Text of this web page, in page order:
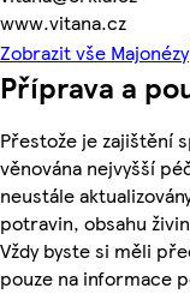
www.vitana.cz
Zobrazit vše Majonézy
Příprava a
Přestože je zajištění
věnována nejvyšší
neustále
potravin, obsahu
Vždy byste si měli
pouze na informace